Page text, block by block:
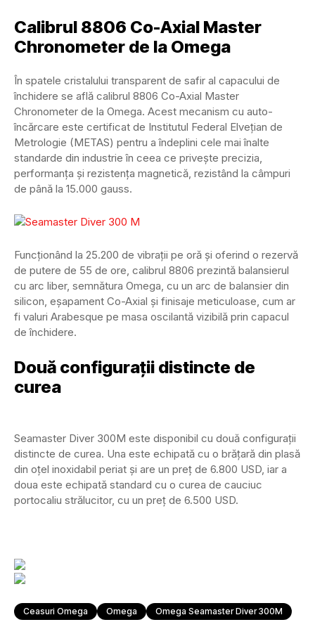
Calibrul 8806 Co-Axial Master
Chronometer de la Omega
În spatele cristalului transparent de safir al capacului de
închidere se află calibrul 8806 Co-Axial Master
Chronometer de la Omega. Acest mecanism cu auto-
încărcare este certificat de Institutul Federal Elvețian de
Metrologie (METAS) pentru a îndeplini cele mai înalte
standarde din industrie în ceea ce privește precizia,
performanța și rezistența magnetică, rezistând la câmpuri
de până la 15.000 gauss.
Funcționând la 25.200 de vibrații pe oră și oferind o rezervă
de putere de 55 de ore, calibrul 8806 prezintă balansierul
cu arc liber, semnătura Omega, cu un arc de balansier din
silicon, eșapament Co-Axial și finisaje meticuloase, cum ar
fi valuri Arabesque pe masa oscilantă vizibilă prin capacul
de închidere.
Două configurații distincte de
curea
Seamaster Diver 300M este disponibil cu două configurații
distincte de curea. Una este echipată cu o brățară din plasă
din oțel inoxidabil periat și are un preț de 6.800 USD, iar a
doua este echipată standard cu o curea de cauciuc
portocaliu strălucitor, cu un preț de 6.500 USD.
Ceasuri Omega Omega Omega Seamaster Diver 300M